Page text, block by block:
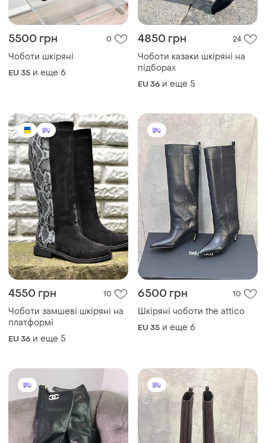
5500 грн 0
Чоботи шкіряні
EU 35 и еще 6
4850 грн 24
Чоботи казаки шкіряні на
підборах
EU 36 и еще 5
4550 грн 10
Чоботи замшеві шкіряні на
платформі
EU 36 и еще 5
6500 грн 10
Шкіряні чоботи the attico
EU 35 и еще 6